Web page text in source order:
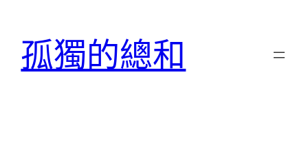
孤獨的總和